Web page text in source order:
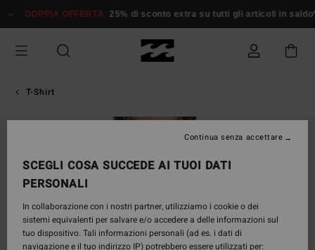
alle
prodotto
DOPPIA OFFERTA 25% di sconto extra su tutti gli articoli in saldo*
T-Shirt
SCEGLI COSA SUCCEDE AI TUOI DATI
PERSONALI
In collaborazione con i nostri partner, utilizziamo i cookie o dei
sistemi equivalenti per salvare e/o accedere a delle informazioni sul
tuo dispositivo. Tali informazioni personali (ad es. i dati di
navigazione e il tuo indirizzo IP) potrebbero essere utilizzati per:
Continua senza accettare